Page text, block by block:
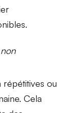
répétitives ou
Cela